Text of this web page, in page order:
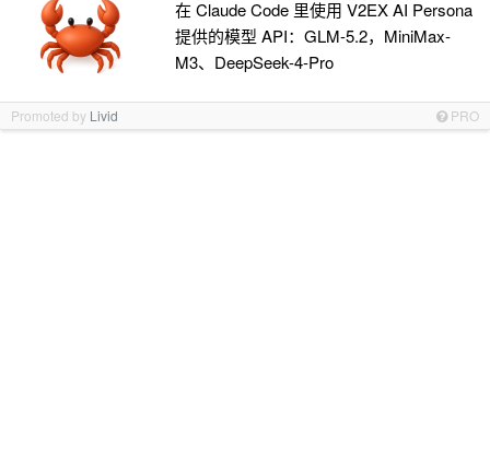
在 Claude Code 里使用 V2EX AI Persona
提供的模型 API：GLM-5.2，MiniMax-
M3、DeepSeek-4-Pro
Promoted by Livid PRO